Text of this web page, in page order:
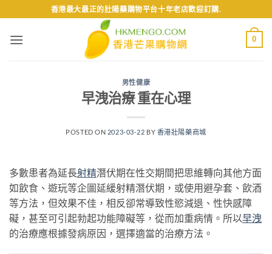
to
content
香港最大最正的壯陽藥購物平台十年老店歡迎訂購.
0
男性健康
早洩治療 重在心理
POSTED ON 2023-03-22 BY 香港壯陽藥商城
多數患者為延長射精潛伏期在性交期間把思維轉向其他方面
如飲食、遊玩等企圖延緩射精潛伏期，或使用避孕套、飲酒
等方法，但效果不佳，相反卻常導致性慾減退、性快感障
礙，甚至可引起勃起功能障礙等，從而加重病情。所以早洩
的治療應根據發病原因，選擇適當的治療方法。